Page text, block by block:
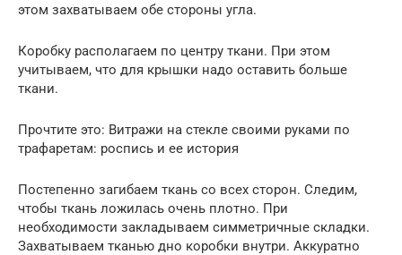
этом захватываем обе стороны угла.
Коробку располагаем по центру ткани. При этом
учитываем, что для крышки надо оставить больше
ткани.
Прочтите это: Витражи на стекле своими руками по
трафаретам: роспись и ее история
Постепенно загибаем ткань со всех сторон. Следим,
чтобы ткань ложилась очень плотно. При
необходимости закладываем симметричные складки.
Захватываем тканью дно коробки внутри. Аккуратно